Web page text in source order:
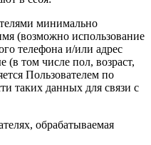
минимально
(возможно использование
телефона и/или адрес
том числе пол, возраст,
Пользователем по
таких данных для связи с
обрабатываемая